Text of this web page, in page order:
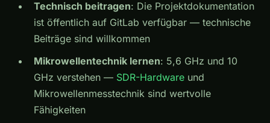
Technisch beitragen: Die Projektdokumentation
ist öffentlich auf GitLab verfügbar — technische
Beiträge sind willkommen
Mikrowellentechnik lernen: 5,6 GHz und 10
GHz verstehen — SDR-Hardware und
Mikrowellenmesstechnik sind wertvolle
Fähigkeiten